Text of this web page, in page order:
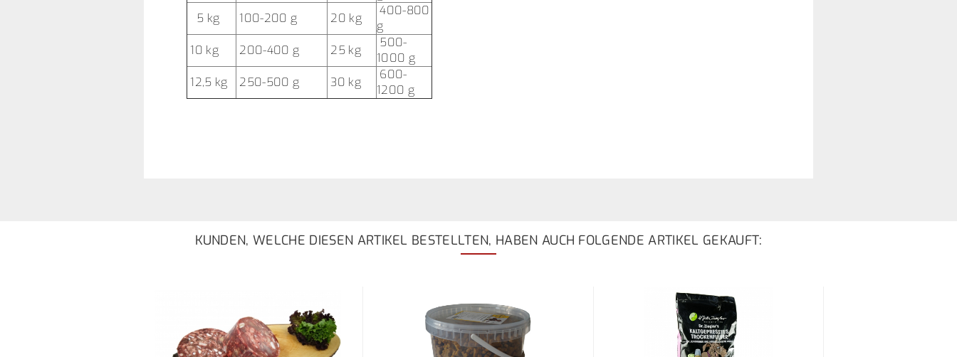
5 kg
100-200 g 20 kg
400-800
g
10 kg
200-400 g 25 kg
500-
1000 g
12,5 kg
250-500 g 30 kg
600-
1200 g
KUNDEN, WELCHE DIESEN ARTIKEL BESTELLTEN, HABEN AUCH FOLGENDE ARTIKEL GEKAUFT: